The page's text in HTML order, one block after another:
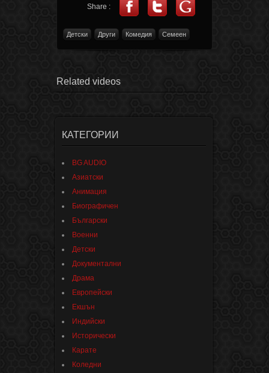
Share :
Детски Други Комедия Семеен
Related videos
КАТЕГОРИИ
BG AUDIO
Азиатски
Анимация
Биографичен
Български
Военни
Детски
Документални
Драма
Европейски
Екшън
Индийски
Исторически
Карате
Коледни